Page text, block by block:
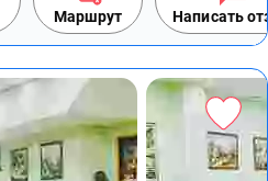
Маршрут Написать